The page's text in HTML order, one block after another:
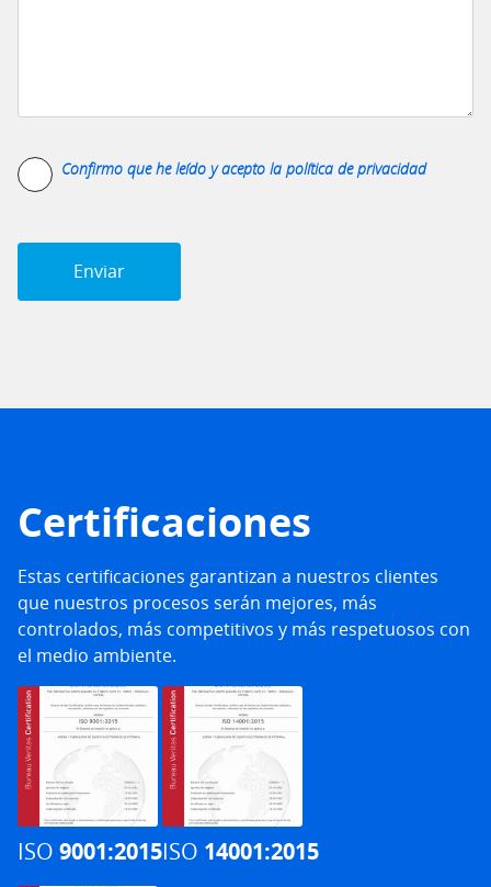
Confirmo que he leído y acepto la política de privacidad
Certificaciones
Estas certificaciones garantizan a nuestros clientes
que nuestros procesos serán mejores, más
controlados, más competitivos y más respetuosos con
el medio ambiente.
ISO 9001:2015ISO 14001:2015